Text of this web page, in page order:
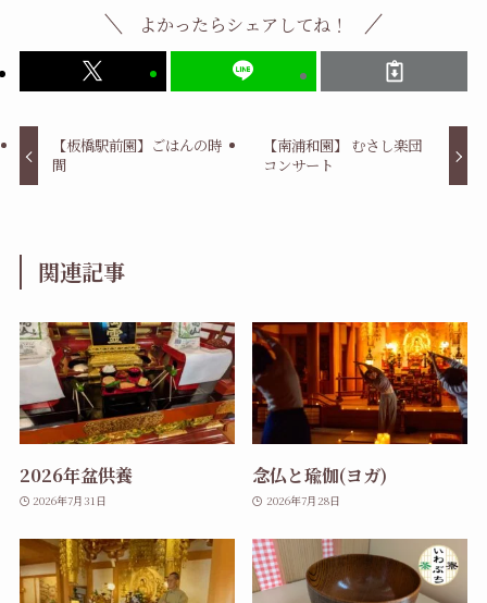
よかったらシェアしてね！
【板橋駅前園】ごはんの時
間
【南浦和園】 むさし楽団
コンサート
関連記事
2026年盆供養
2026年7月31日
念仏と瑜伽(ヨガ)
2026年7月28日